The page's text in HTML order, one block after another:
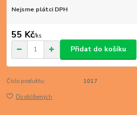
Nejsme plátci DPH
55 Kč/ks
Přidat do košíku
Číslo produktu: 1017
Do oblíbených